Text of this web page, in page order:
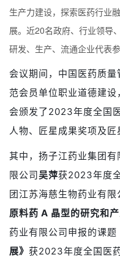
生产力建设，探索医药行业
展。近20名政府、行业领导
研发、生产、流通企业代表参
会议期间，中国医药质
范会员单位职业道德建
会颁发了2023年度全国
人物、匠星成果奖项及匠
其中，扬子江药业集团有
限公司吴萍获2023年度
团江苏海慈生物药业有
原料药 A 晶型的研究和产
药业有限公司申报的课题
展》 获2023年度全国医